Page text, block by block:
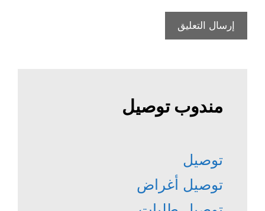
مندوب توصيل
توصيل
توصيل أغراض